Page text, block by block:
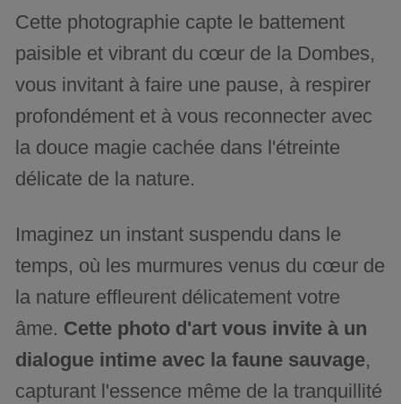
Cette photographie capte le battement
paisible et vibrant du cœur de la Dombes,
vous invitant à faire une pause, à respirer
profondément et à vous reconnecter avec
la douce magie cachée dans l'étreinte
délicate de la nature.
Imaginez un instant suspendu dans le
temps, où les murmures venus du cœur de
la nature effleurent délicatement votre
âme. Cette photo d'art vous invite à un
dialogue intime avec la faune sauvage,
capturant l'essence même de la tranquillité